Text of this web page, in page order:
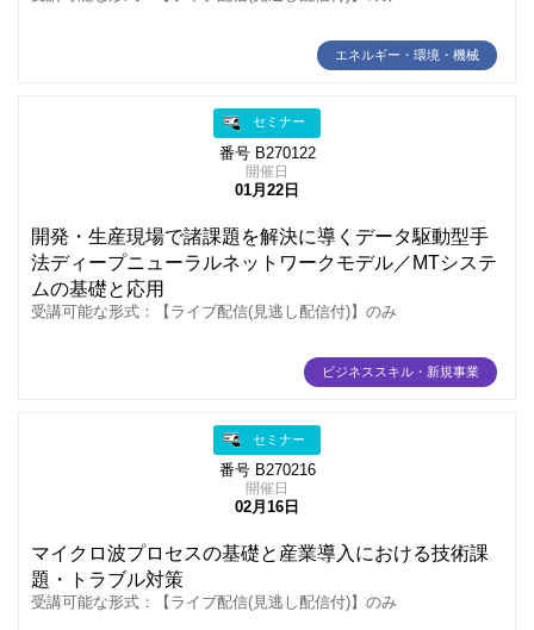
エネルギー・環境・機械
セミナー
番号 B270122
開催日
01月22日
開発・生産現場で諸課題を解決に導くデータ駆動型手
法ディープニューラルネットワークモデル／MTシステ
ムの基礎と応用
受講可能な形式：【ライブ配信(見逃し配信付)】のみ
ビジネススキル・新規事業
セミナー
番号 B270216
開催日
02月16日
マイクロ波プロセスの基礎と産業導入における技術課
題・トラブル対策
受講可能な形式：【ライブ配信(見逃し配信付)】のみ